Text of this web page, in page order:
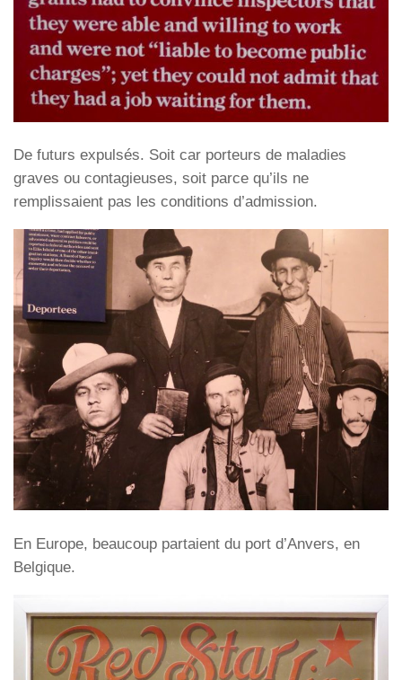
De futurs expulsés. Soit car porteurs de maladies
graves ou contagieuses, soit parce qu’ils ne
remplissaient pas les conditions d’admission.
En Europe, beaucoup partaient du port d’Anvers, en
Belgique.